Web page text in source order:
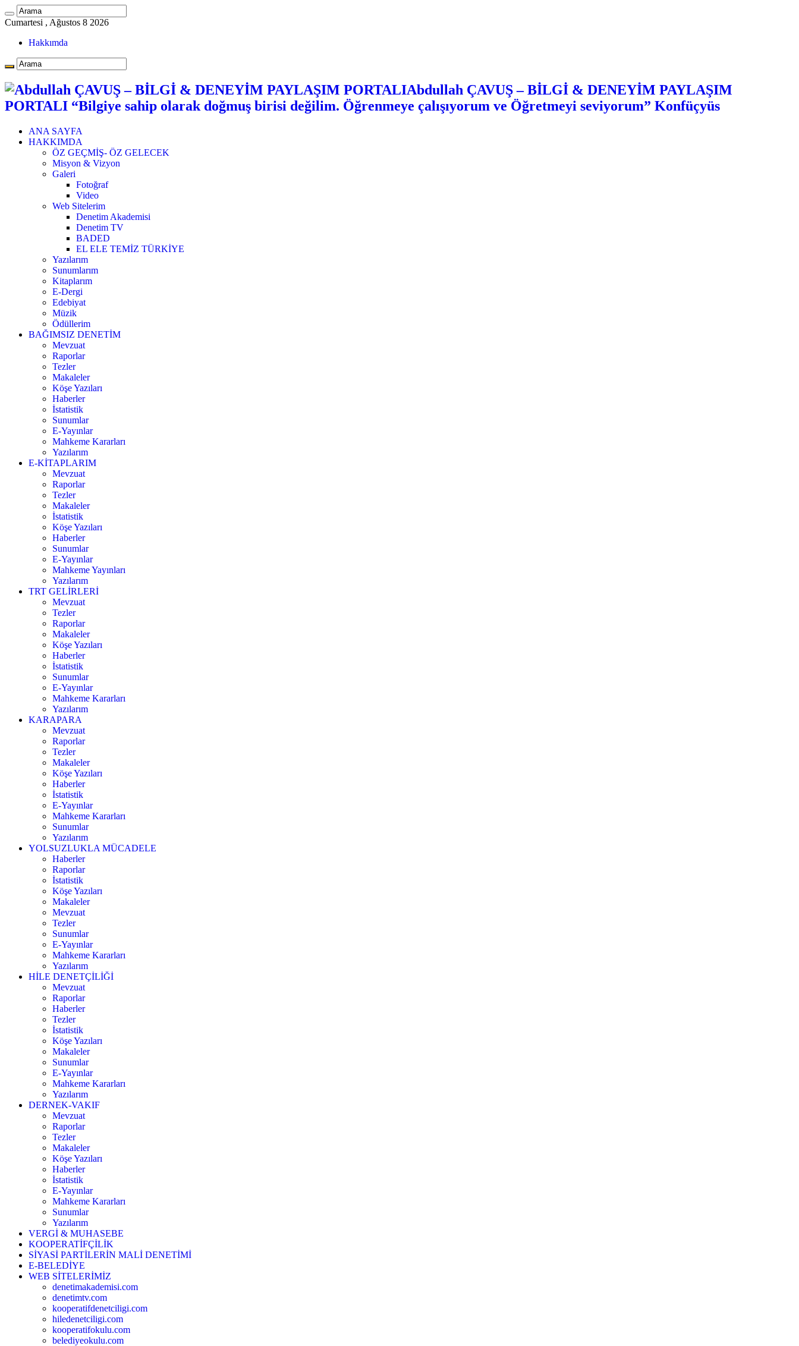
Cumartesi , Ağustos 8 2026
Hakkımda
Abdullah ÇAVUŞ – BİLGİ & DENEYİM PAYLAŞIM
PORTALI “Bilgiye sahip olarak doğmuş birisi değilim. Öğrenmeye çalışıyorum ve Öğretmeyi seviyorum” Konfüçyüs
ANA SAYFA
HAKKIMDA
ÖZ GEÇMİŞ- ÖZ GELECEK
Misyon & Vizyon
Galeri
Fotoğraf
Video
Web Sitelerim
Denetim Akademisi
Denetim TV
BADED
EL ELE TEMİZ TÜRKİYE
Yazılarım
Sunumlarım
Kitaplarım
E-Dergi
Edebiyat
Müzik
Ödüllerim
BAĞIMSIZ DENETİM
Mevzuat
Raporlar
Tezler
Makaleler
Köşe Yazıları
Haberler
İstatistik
Sunumlar
E-Yayınlar
Mahkeme Kararları
Yazılarım
E-KİTAPLARIM
Mevzuat
Raporlar
Tezler
Makaleler
İstatistik
Köşe Yazıları
Haberler
Sunumlar
E-Yayınlar
Mahkeme Yayınları
Yazılarım
TRT GELİRLERİ
Mevzuat
Tezler
Raporlar
Makaleler
Köşe Yazıları
Haberler
İstatistik
Sunumlar
E-Yayınlar
Mahkeme Kararları
Yazılarım
KARAPARA
Mevzuat
Raporlar
Tezler
Makaleler
Köşe Yazıları
Haberler
İstatistik
E-Yayınlar
Mahkeme Kararları
Sunumlar
Yazılarım
YOLSUZLUKLA MÜCADELE
Haberler
Raporlar
İstatistik
Köşe Yazıları
Makaleler
Mevzuat
Tezler
Sunumlar
E-Yayınlar
Mahkeme Kararları
Yazılarım
HİLE DENETÇİLİĞİ
Mevzuat
Raporlar
Haberler
Tezler
İstatistik
Köşe Yazıları
Makaleler
Sunumlar
E-Yayınlar
Mahkeme Kararları
Yazılarım
DERNEK-VAKIF
Mevzuat
Raporlar
Tezler
Makaleler
Köşe Yazıları
Haberler
İstatistik
E-Yayınlar
Mahkeme Kararları
Sunumlar
Yazılarım
VERGİ & MUHASEBE
KOOPERATİFÇİLİK
SİYASİ PARTİLERİN MALİ DENETİMİ
E-BELEDİYE
WEB SİTELERİMİZ
denetimakademisi.com
denetimtv.com
kooperatifdenetciligi.com
hiledenetciligi.com
kooperatifokulu.com
belediyeokulu.com